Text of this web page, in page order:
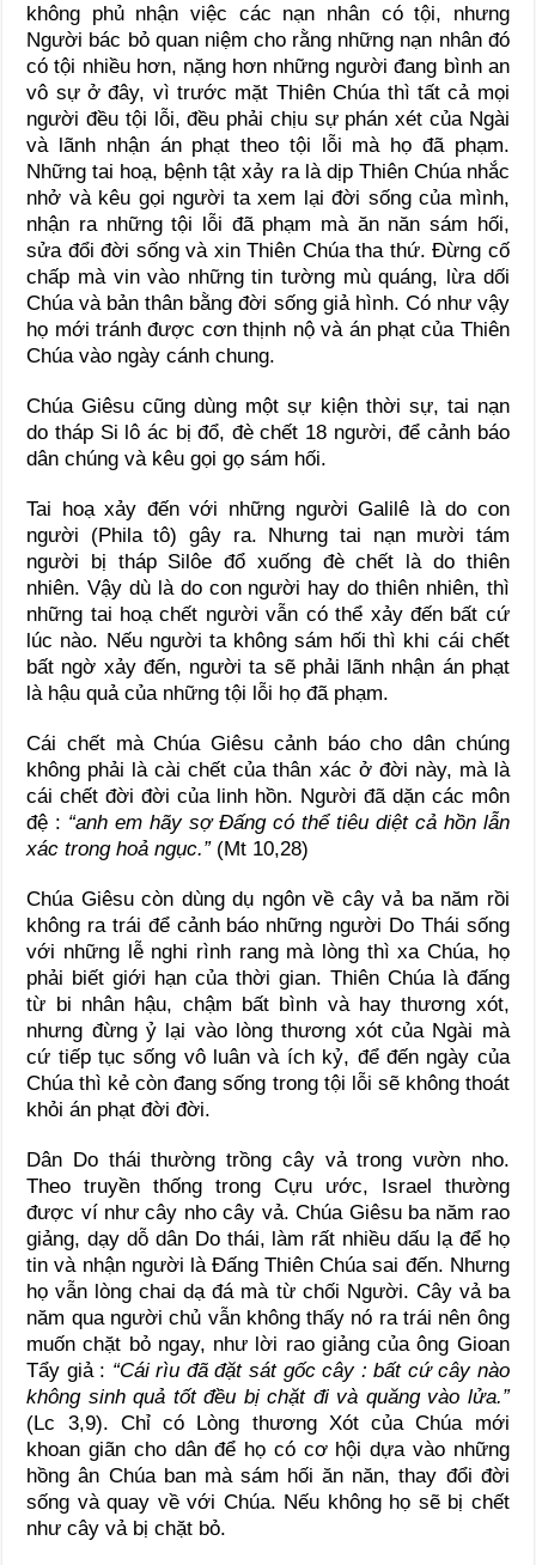
không phủ nhận việc các nạn nhân có tội, nhưng
Người bác bỏ quan niệm cho rằng những nạn nhân đó
có tội nhiều hơn, nặng hơn những người đang bình an
vô sự ở đây, vì trước mặt Thiên Chúa thì tất cả mọi
người đều tội lỗi, đều phải chịu sự phán xét của Ngài
và lãnh nhận án phạt theo tội lỗi mà họ đã phạm.
Những tai hoạ, bệnh tật xảy ra là dịp Thiên Chúa nhắc
nhở và kêu gọi người ta xem lại đời sống của mình,
nhận ra những tội lỗi đã phạm mà ăn năn sám hối,
sửa đổi đời sống và xin Thiên Chúa tha thứ. Đừng cố
chấp mà vin vào những tin tường mù quáng, lừa dối
Chúa và bản thân bằng đời sống giả hình. Có như vậy
họ mới tránh được cơn thịnh nộ và án phạt của Thiên
Chúa vào ngày cánh chung.
Chúa Giêsu cũng dùng một sự kiện thời sự, tai nạn
do tháp Si lô ác bị đổ, đè chết 18 người, để cảnh báo
dân chúng và kêu gọi gọ sám hối.
Tai hoạ xảy đến với những người Galilê là do con
người (Phila tô) gây ra. Nhưng tai nạn mười tám
người bị tháp Silôe đổ xuống đè chết là do thiên
nhiên. Vậy dù là do con người hay do thiên nhiên, thì
những tai hoạ chết người vẫn có thể xảy đến bất cứ
lúc nào. Nếu người ta không sám hối thì khi cái chết
bất ngờ xảy đến, người ta sẽ phải lãnh nhận án phạt
là hậu quả của những tội lỗi họ đã phạm.
Cái chết mà Chúa Giêsu cảnh báo cho dân chúng
không phải là cài chết của thân xác ở đời này, mà là
cái chết đời đời của linh hồn. Người đã dặn các môn
đệ : “anh em hãy sợ Đấng có thể tiêu diệt cả hồn lẫn
xác trong hoả ngục.”(Mt 10,28)
Chúa Giêsu còn dùng dụ ngôn về cây vả ba năm rồi
không ra trái để cảnh báo những người Do Thái sống
với những lễ nghi rình rang mà lòng thì xa Chúa, họ
phải biết giới hạn của thời gian. Thiên Chúa là đấng
từ bi nhân hậu, chậm bất bình và hay thương xót,
nhưng đừng ỷ lại vào lòng thương xót của Ngài mà
cứ tiếp tục sống vô luân và ích kỷ, để đến ngày của
Chúa thì kẻ còn đang sống trong tội lỗi sẽ không thoát
khỏi án phạt đời đời.
Dân Do thái thường trồng cây vả trong vườn nho.
Theo truyền thống trong Cựu ước, Israel thường
được ví như cây nho cây vả. Chúa Giêsu ba năm rao
giảng, dạy dỗ dân Do thái, làm rất nhiều dấu lạ để họ
tin và nhận người là Đấng Thiên Chúa sai đến. Nhưng
họ vẫn lòng chai dạ đá mà từ chối Người. Cây vả ba
năm qua người chủ vẫn không thấy nó ra trái nên ông
muốn chặt bỏ ngay, như lời rao giảng của ông Gioan
Tẩy giả : “Cái rìu đã đặt sát gốc cây : bất cứ cây nào
không sinh quả tốt đều bị chặt đi và quăng vào lửa.”
(Lc 3,9). Chỉ có Lòng thương Xót của Chúa mới
khoan giãn cho dân để họ có cơ hội dựa vào những
hồng ân Chúa ban mà sám hối ăn năn, thay đổi đời
sống và quay về với Chúa. Nếu không họ sẽ bị chết
như cây vả bị chặt bỏ.